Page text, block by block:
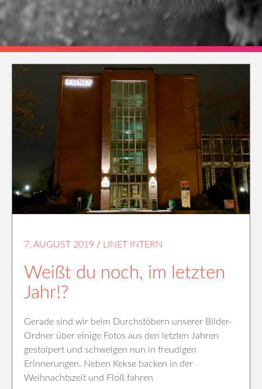
7. AUGUST 2019 / LINET INTERN
Weißt du noch, im letzten
Jahr!?
Gerade sind wir beim Durchstöbern unserer Bilder-
Ordner über einige Fotos aus den letzten Jahren
gestolpert und schwelgen nun in freudigen
Erinnerungen. Neben Kekse backen in der
Weihnachtszeit und Floß fahren